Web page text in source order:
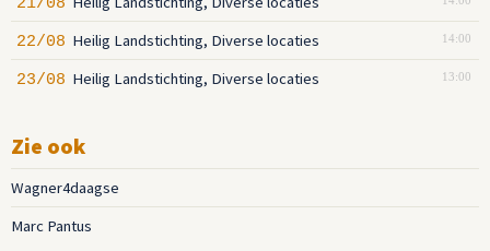
14:00
22/08 Heilig Landstichting, Diverse locaties
13:00
23/08 Heilig Landstichting, Diverse locaties
Zie ook
Wagner4daagse
Marc Pantus